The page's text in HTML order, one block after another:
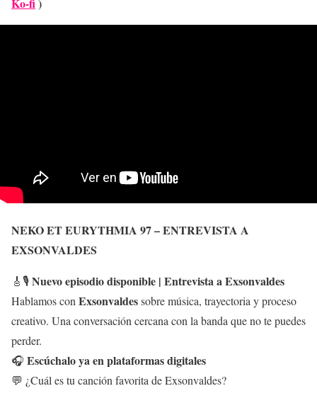
NEKO ET EURYTHMIA 97 – ENTREVISTA A
EXSONVALDES
🎸🎙️Nuevo episodio disponible | Entrevista a Exsonvaldes
Hablamos conExsonvaldessobre música, trayectoria y proceso
creativo. Una conversación cercana con la banda que no te puedes
perder.
🎧 Escúchalo ya en plataformas digitales
💬 ¿Cuál es tu canción favorita de Exsonvaldes?